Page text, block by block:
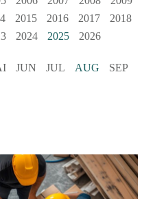
2015 2016 2017
2018
2024 2025 2026
JUN JUL AUG
SEP